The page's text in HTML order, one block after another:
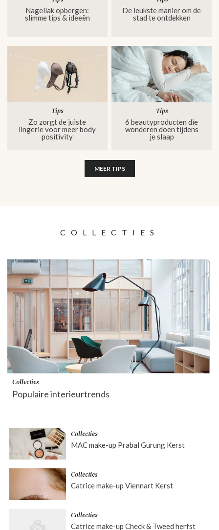
Nagellak opbergen:
slimme tips & ideeën
De leukste manier om de
stad te ontdekken
Tips
Zo zorgt de juiste
lingerie voor meer body
positivity
Tips
6 beautyproducten die
wonderen doen tijdens
je slaap
MEER TIPS
COLLECTIES
Collecties
Populaire interieurtrends
Collecties
MAC make-up Prabal Gurung Kerst
Collecties
Catrice make-up Viennart Kerst
Collecties
Catrice make-up Check & Tweed herfst